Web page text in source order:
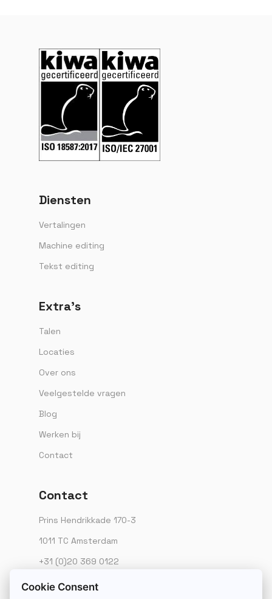
Diensten
Vertalingen
Machine editing
Tekst editing
Extra’s
Talen
Locaties
Over ons
Veelgestelde vragen
Blog
Werken bij
Contact
Contact
Prins Hendrikkade 170-3
1011 TC Amsterdam
+31 (0)20 369 0122
info@textwerk.nl
Cookie Consent